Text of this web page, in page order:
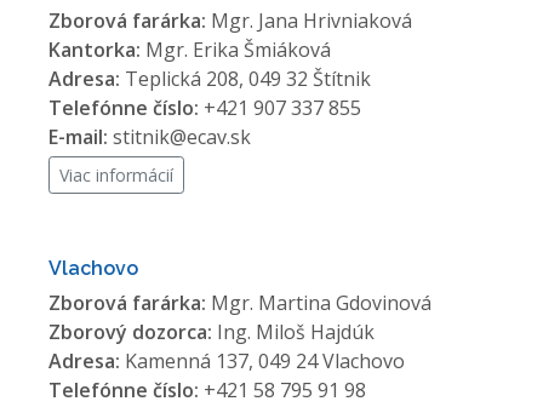
Zborová farárka: Mgr. Jana Hrivniaková
Kantorka: Mgr. Erika Šmiáková
Adresa: Teplická 208, 049 32 Štítnik
Telefónne číslo: +421 907 337 855
E-mail: stitnik@ecav.sk
Viac informácií
Vlachovo
Zborová farárka: Mgr. Martina Gdovinová
Zborový dozorca: Ing. Miloš Hajdúk
Adresa: Kamenná 137, 049 24 Vlachovo
Telefónne číslo: +421 58 795 91 98